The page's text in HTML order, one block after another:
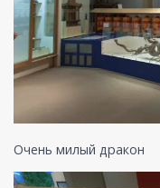
Очень милый дракон